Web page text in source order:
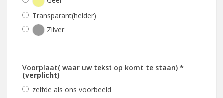
Transparant(helder)
Zilver
Voorplaat( waar uw tekst op komt te staan) *
(verplicht)
zelfde als ons voorbeeld